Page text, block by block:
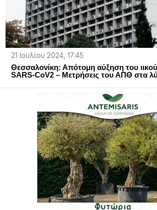
21 Ιουλίου 2024, 17:45
Θεσσαλονίκη: Απότομη αύξηση του
SARS-CoV2 – Μετρήσεις του ΑΠΘ στα